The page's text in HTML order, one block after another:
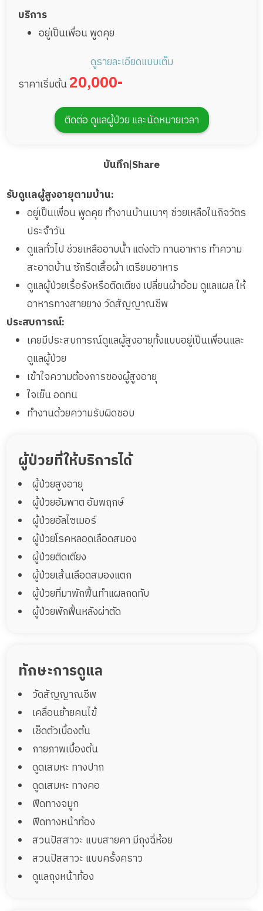
บริการ
อยู่เป็นเพื่อน พูดคุย
ดูแลทั่วไป ช่วยเหลืออาบน้ำ แต่งตัว ทานอาหาร
ทำความสะอาดบ้าน ซักรีดเสื้อผ้า เตรียมอาหาร
ในราคา20,000 บาท ไม่รวม วันหยุด วันละ 700 บาท
ดูรายละเอียดแบบเต็ม
ราคาเริ่มต้น20,000-
ติดต่อ ดูแลผู้ป่วย และนัดหมายเวลา
บันทึก|Share
รับดูแลผู้สูงอายุตามบ้าน:
อยู่เป็นเพื่อน พูดคุย ทำงานบ้านเบาๆ ช่วยเหลือในกิจวัตร
ประจำวัน
ดูแลทั่วไป ช่วยเหลืออาบน้ำ แต่งตัว ทานอาหาร ทำความ
สะอาดบ้าน ซักรีดเสื้อผ้า เตรียมอาหาร
ดูแลผู้ป่วยเรื้อรังหรือติดเตียง เปลี่ยนผ้าอ้อม ดูแลแผล ให้
อาหารทางสายยาง วัดสัญญาณชีพ
ประสบการณ์:
เคยมีประสบการณ์ดูแลผู้สูงอายุทั้งแบบอยู่เป็นเพื่อนและ
ดูแลผู้ป่วย
เข้าใจความต้องการของผู้สูงอายุ
ใจเย็น อดทน
ทำงานด้วยความรับผิดชอบ
ผู้ป่วยที่ให้บริการได้
ผู้ป่วยสูงอายุ
ผู้ป่วยอัมพาต อัมพฤกษ์
ผู้ป่วยอัลไซเมอร์
ผู้ป่วยโรคหลอดเลือดสมอง
ผู้ป่วยติดเตียง
ผู้ป่วยเส้นเลือดสมองแตก
ผู้ป่วยที่มาพักฟื้นทำแผลกดทับ
ผู้ป่วยพักฟื้นหลังผ่าตัด
ทักษะการดูแล
วัดสัญญาณชีพ
เคลื่อนย้ายคนไข้
เช็ดตัวเบื้องต้น
กายภาพเบื้องต้น
ดูดเสมหะ ทางปาก
ดูดเสมหะ ทางคอ
ฟีดทางจมูก
ฟีดทางหน้าท้อง
สวนปัสสาวะ แบบสายคา มีถุงฉี่ห้อย
สวนปัสสาวะ แบบครั้งคราว
ดูแลถุงหน้าท้อง